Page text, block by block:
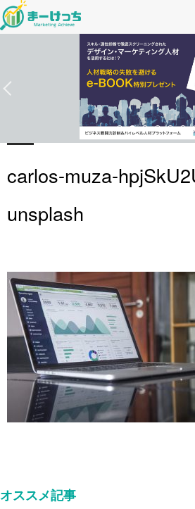
carlos-muza-
unsplash
オススメ記事